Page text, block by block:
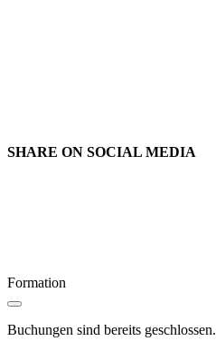
SHARE ON SOCIAL MEDIA
Formation
Buchungen sind bereits geschlossen.